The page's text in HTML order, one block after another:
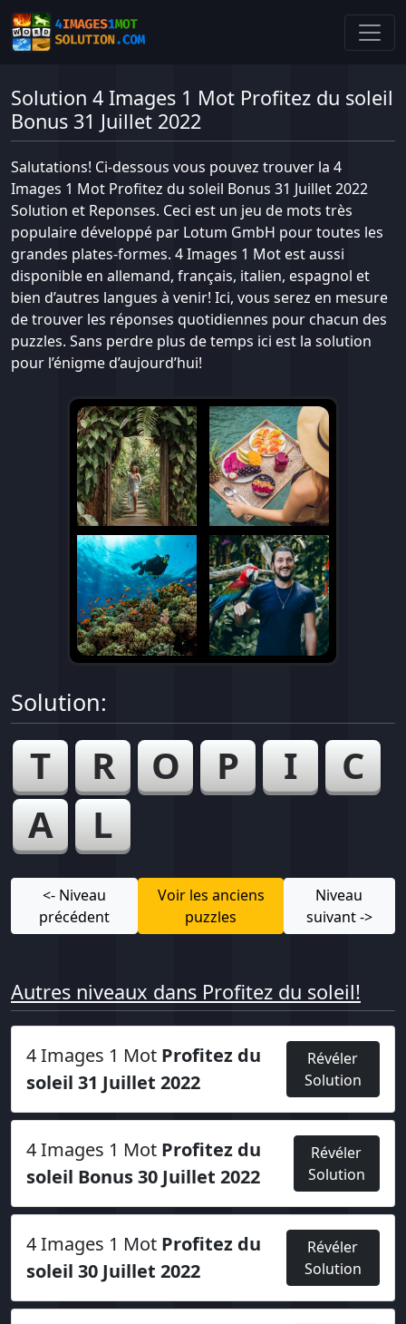
Solution 4 Images 1 Mot Profitez du soleil
Bonus 31 Juillet 2022
Salutations! Ci-dessous vous pouvez trouver la 4
Images 1 Mot Profitez du soleil Bonus 31 Juillet 2022
Solution et Reponses. Ceci est un jeu de mots très
populaire développé par Lotum GmbH pour toutes les
grandes plates-formes. 4 Images 1 Mot est aussi
disponible en allemand, français, italien, espagnol et
bien d’autres langues à venir! Ici, vous serez en mesure
de trouver les réponses quotidiennes pour chacun des
puzzles. Sans perdre plus de temps ici est la solution
pour l’énigme d’aujourd’hui!
Solution:
T R O P I
C
A
L
<- Niveau
précédent
Voir les anciens
puzzles
Niveau
suivant ->
Autres niveaux dans Profitez du soleil!
4 Images 1 Mot Profitez du
soleil 31 Juillet 2022
Révéler
Solution
4 Images 1 Mot Profitez du
soleil Bonus 30 Juillet 2022
Révéler
Solution
4 Images 1 Mot Profitez du
soleil 30 Juillet 2022
Révéler
Solution